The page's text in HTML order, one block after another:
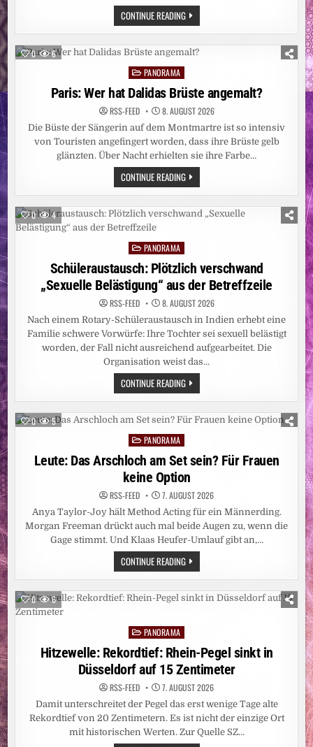
CONTINUE READINGCARITAS:
EBOLA-
EPIDEMIE
DER
DR
LÄNGST
NICHT
BESIEGT
/
ZAHL
DER
BETROFFENEN
PROVINZEN
AUF
FÜNF
ANGESTIEGEN
–
CARITAS
STELLT
WEITERE
BITTET
UM
SPENDEN
0 6
Posted
in
PANORAMA
Paris: Wer hat Dalidas Brüste angemalt?
RSS-FEED 8. AUGUST 2026
Die Büste der Sängerin auf dem Montmartre ist so intensiv
von Touristen angefingert worden, dass ihre Brüste gelb
glänzten. Über Nacht erhielten sie ihre Farbe…
CONTINUE READINGPARIS:
WER
HAT
BRÜSTE
ANGEMALT?
0 4
PostedPANORAMA
Schüleraustausch: Plötzlich verschwand
„Sexuelle Belästigung“ aus der Betreffzeile
RSS-FEED 8. AUGUST 2026
Nach einem Rotary-Schüleraustausch in Indien erhebt eine
Familie schwere Vorwürfe: Ihre Tochter sei sexuell belästigt
worden, der Fall nicht ausreichend aufgearbeitet. Die
Organisation weist das…
CONTINUE READINGSCHÜLERAUSTAUSCH:
PLÖTZLICH
VERSCHWAND
BELÄSTIGUNG“
AUS
0 5
PostedPANORAMA
Leute: Das Arschloch am Set sein? Für Frauen
keine Option
RSS-FEED 7. AUGUST 2026
Anya Taylor-Joy hält Method Acting für ein Männerding.
Morgan Freeman drückt auch mal beide Augen zu, wenn die
Gage stimmt. Und Klaas Heufer-Umlauf gibt an,…
CONTINUE READINGLEUTE:
DAS
ARSCHLOCH
SET
SEIN?
0 6
PostedPANORAMA
Hitzewelle: Rekordtief: Rhein-Pegel sinkt in
Düsseldorf auf 15 Zentimeter
RSS-FEED 7. AUGUST 2026
Damit unterschreitet der Pegel das erst wenige Tage alte
Rekordtief von 20 Zentimetern. Es ist nicht der einzige Ort
mit historischen Werten. Zur Quelle SZ…